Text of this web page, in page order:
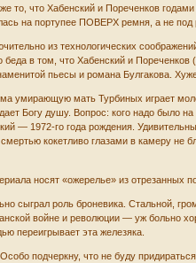
то, что Хабенский и Пореченков
на портупее ПОВЕРХ ремня, а не под
из технологических
в том, что Хабенский и
пьесы и романа Булгакова.
умирающую мать Турбиных играет
Богу душу. Вопрос: кого надо было
— 1972-го года рождения.
кокетливо глазами в камеру не
носят «ожерелье» из отрезанных
сыграл роль броневика. Стальной,
войне и революции — уж больно
переигрывает эта железяка.
подчеркну, что не буду